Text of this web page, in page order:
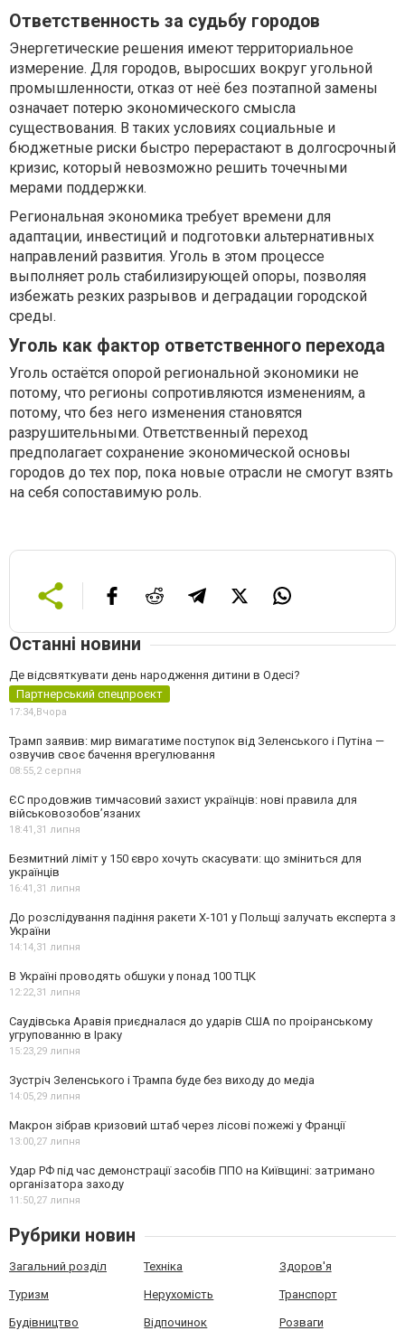
Ответственность за судьбу городов
Энергетические решения имеют территориальное
измерение. Для городов, выросших вокруг угольной
промышленности, отказ от неё без поэтапной замены
означает потерю экономического смысла
существования. В таких условиях социальные и
бюджетные риски быстро перерастают в долгосрочный
кризис, который невозможно решить точечными
мерами поддержки.
Региональная экономика требует времени для
адаптации, инвестиций и подготовки альтернативных
направлений развития. Уголь в этом процессе
выполняет роль стабилизирующей опоры, позволяя
избежать резких разрывов и деградации городской
среды.
Уголь как фактор ответственного перехода
Уголь остаётся опорой региональной экономики не
потому, что регионы сопротивляются изменениям, а
потому, что без него изменения становятся
разрушительными. Ответственный переход
предполагает сохранение экономической основы
городов до тех пор, пока новые отрасли не смогут взять
на себя сопоставимую роль.
Останні новини
Де відсвяткувати день народження дитини в Одесі?
Партнерський спецпроєкт
17:34, Вчора
Трамп заявив: мир вимагатиме поступок від Зеленського і Путіна —
озвучив своє бачення врегулювання
08:55,2 серпня
ЄС продовжив тимчасовий захист українців: нові правила для
військовозобов’язаних
18:41,31 липня
Безмитний ліміт у 150 євро хочуть скасувати: що зміниться для
українців
16:41,31 липня
До розслідування падіння ракети Х-101 у Польщі залучать експерта з
України
14:14,31 липня
В Україні проводять обшуки у понад 100 ТЦК
12:22,31 липня
Саудівська Аравія приєдналася до ударів США по проіранському
угрупованню в Іраку
15:23,29 липня
Зустріч Зеленського і Трампа буде без виходу до медіа
14:05,29 липня
Макрон зібрав кризовий штаб через лісові пожежі у Франції
13:00,27 липня
Удар РФ під час демонстрації засобів ППО на Київщині: затримано
організатора заходу
11:50,27 липня
Рубрики новин
Загальний розділ Техніка Здоров'я
Туризм Нерухомість Транспорт
Будівництво Відпочинок Розваги